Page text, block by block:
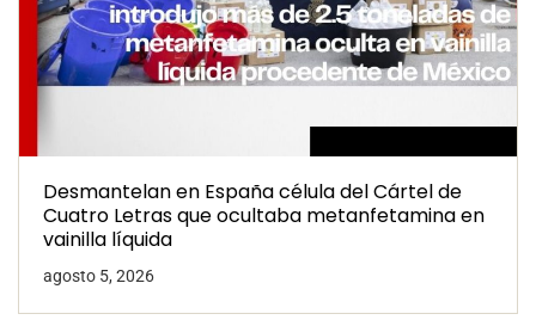
Desmantelan en España célula del Cártel de
Cuatro Letras que ocultaba metanfetamina en
vainilla líquida
agosto 5, 2026